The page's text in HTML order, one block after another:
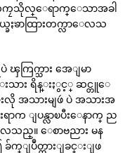
ကၠသိုလ္ေရာက္ေသာအခါ
ႏၶာထြားတက္လာေလသ
ၾကြက္သား အေျမာ
းသား ရိန္းႏွင့္ ဆင္တူေ
အသားမျဖဴ ပဲ အသားအ
က ျပန္လာၿပီးေနာက္ ည
သည္။ ေစာဗညား မန
က္ျပဳတ္ထားျခင္းျဖ